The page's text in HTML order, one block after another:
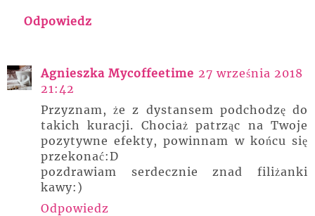
Odpowiedz
Agnieszka Mycoffeetime 27 września 2018
21:42
Przyznam, że z dystansem podchodzę do
takich kuracji. Chociaż patrząc na Twoje
pozytywne efekty, powinnam w końcu się
przekonać:D
pozdrawiam serdecznie znad filiżanki
kawy:)
Odpowiedz